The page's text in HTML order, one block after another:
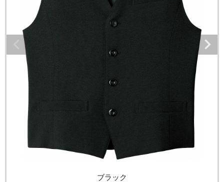
ブラック